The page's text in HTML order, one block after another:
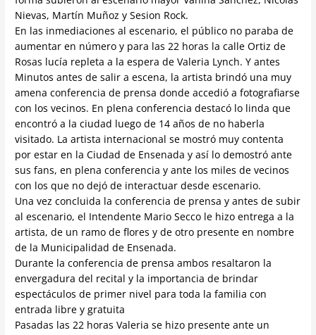
Nievas, Martín Muñoz y Sesion Rock.
En las inmediaciones al escenario, el público no paraba de
aumentar en número y para las 22 horas la calle Ortiz de
Rosas lucía repleta a la espera de Valeria Lynch. Y antes
Minutos antes de salir a escena, la artista brindó una muy
amena conferencia de prensa donde accedió a fotografiarse
con los vecinos. En plena conferencia destacó lo linda que
encontró a la ciudad luego de 14 años de no haberla
visitado. La artista internacional se mostró muy contenta
por estar en la Ciudad de Ensenada y así lo demostró ante
sus fans, en plena conferencia y ante los miles de vecinos
con los que no dejó de interactuar desde escenario.
Una vez concluida la conferencia de prensa y antes de subir
al escenario, el Intendente Mario Secco le hizo entrega a la
artista, de un ramo de flores y de otro presente en nombre
de la Municipalidad de Ensenada.
Durante la conferencia de prensa ambos resaltaron la
envergadura del recital y la importancia de brindar
espectáculos de primer nivel para toda la familia con
entrada libre y gratuita
Pasadas las 22 horas Valeria se hizo presente ante un